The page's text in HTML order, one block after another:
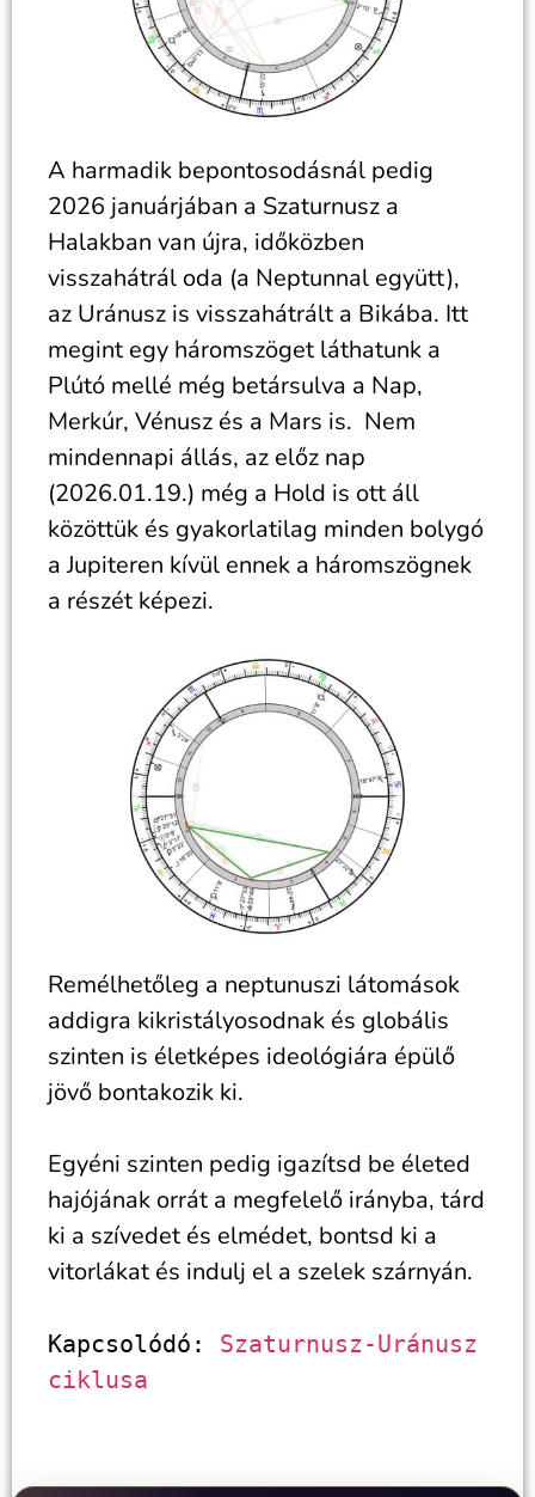
A harmadik bepontosodásnál pedig
2026 januárjában a Szaturnusz a
Halakban van újra, időközben
visszahátrál oda (a Neptunnal együtt),
az Uránusz is visszahátrált a Bikába. Itt
megint egy háromszöget láthatunk a
Plútó mellé még betársulva a Nap,
Merkúr, Vénusz és a Mars is. Nem
mindennapi állás, az előz nap
(2026.01.19.) még a Hold is ott áll
közöttük és gyakorlatilag minden bolygó
a Jupiteren kívül ennek a háromszögnek
a részét képezi.
Remélhetőleg a neptunuszi látomások
addigra kikristályosodnak és globális
szinten is életképes ideológiára épülő
jövő bontakozik ki.
Egyéni szinten pedig igazítsd be életed
hajójának orrát a megfelelő irányba, tárd
ki a szívedet és elmédet, bontsd ki a
vitorlákat és indulj el a szelek szárnyán.
Kapcsolódó: Szaturnusz-Uránusz
ciklusa